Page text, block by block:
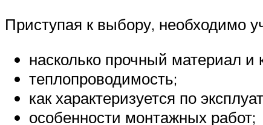
Приступая к выбору, необходимо
насколько прочный материал и
теплопроводимость;
как характеризуется по
особенности монтажных работ;